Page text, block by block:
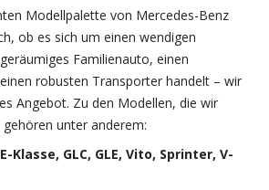
Modellpalette von Mercedes-Benz
ob es sich um einen wendigen
Familienauto, einen
robusten Transporter handelt – wir
Angebot. Zu den Modellen, die wir
unter anderem:
Klasse, GLC, GLE, Vito, Sprinter, V-